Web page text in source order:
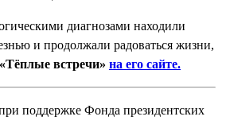
диагнозами находили
и продолжали радоваться жизни,
встречи» на его сайте.
поддержке Фонда президентских